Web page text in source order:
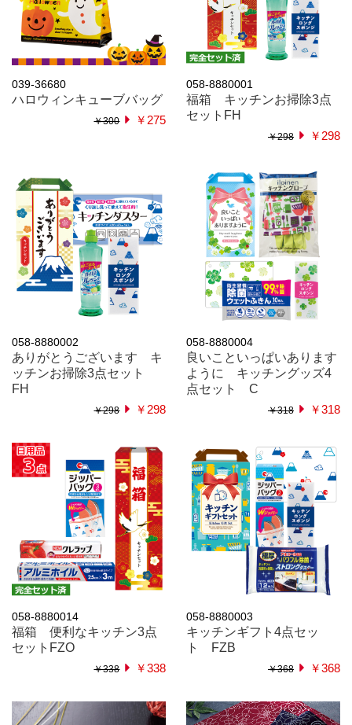
039-36680
ハロウィンキューブバッグ
￥300 ￥275
058-8880001
福箱 キッチンお掃除3点
セットFH
￥298 ￥298
058-8880002
ありがとうございます キ
ッチンお掃除3点セット
FH
￥298 ￥298
058-8880004
良いこといっぱいあります
ように キッチングッズ4
点セット C
￥318 ￥318
058-8880014
福箱 便利なキッチン3点
セットFZO
￥338 ￥338
058-8880003
キッチンギフト4点セッ
ト FZB
￥368 ￥368